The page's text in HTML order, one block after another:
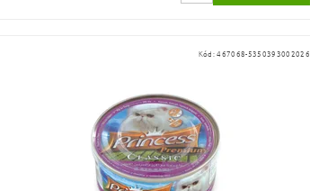
Kód:467068-5350393002026